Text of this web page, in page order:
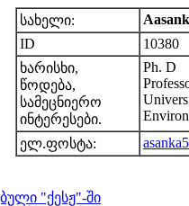
სახელი:
ID
10380
ხარისხი,
წოდება,
სამეცნიერო
ინტერესები.
Ph. D
ელ.ფოსტა:
"ქესჟ"-ში